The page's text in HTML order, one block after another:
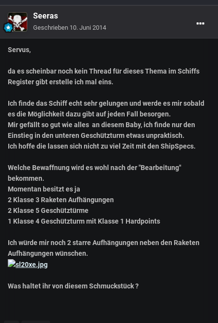
Seeras
Geschrieben 10. Juni 2014
Servus,
da es scheinbar noch kein Thread für dieses Thema im Schiffs
Register gibt erstelle ich mal eins.
Ich finde das Schiff echt sehr gelungen und werde es mir sobald
es die Möglichkeit dazu gibt auf jeden Fall besorgen.
Mir gefällt so gut wie alles an diesem Baby, ich finde nur den
Einstieg in den unteren Geschützturm etwas unpraktisch.
Ich hoffe die lassen sich nicht zu viel Zeit mit den ShipSpecs.
Welche Bewaffnung wird es wohl nach der "Bearbeitung"
bekommen.
Momentan besitzt es ja
2 Klasse 3 Raketen Aufhängungen
2 Klasse 5 Geschütztürme
1 Klasse 4 Geschützturm mit Klasse 1 Hardpoints
Ich würde mir noch 2 starre Aufhängungen neben den Raketen
Aufhängungen wünschen.
Was haltet ihr von diesem Schmuckstück ?